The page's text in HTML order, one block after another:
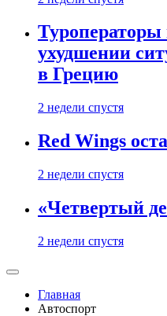
ухудшении
в Грецию
2 недели спустя
Red Wings
2 недели спустя
«Четвертый
2 недели спустя
Главная
Автоспорт